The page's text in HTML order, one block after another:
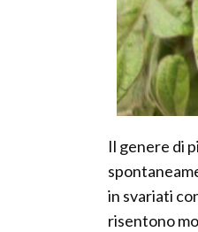
Il genere di
in svariati
risentono